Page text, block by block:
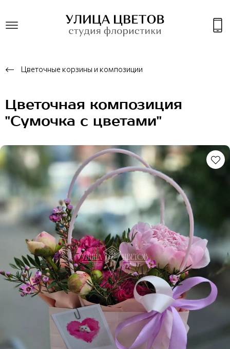
Цветочные корзины и композиции
Цветочная композиция
"Сумочка с цветами"